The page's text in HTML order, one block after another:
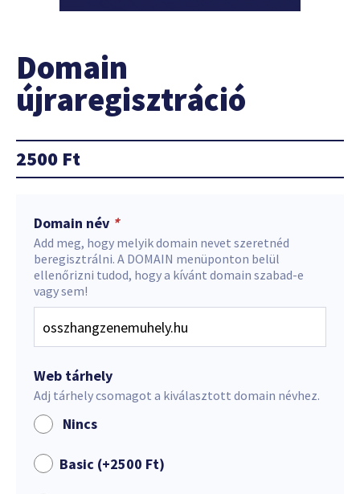
Domain
újraregisztráció
2500 Ft
Domain név *
Add meg, hogy melyik domain nevet szeretnéd
beregisztrálni. A DOMAIN menüponton belül
ellenőrizni tudod, hogy a kívánt domain szabad-e
vagy sem!
Web tárhely
Adj tárhely csomagot a kiválasztott domain névhez.
Nincs
Basic (+2500 Ft)